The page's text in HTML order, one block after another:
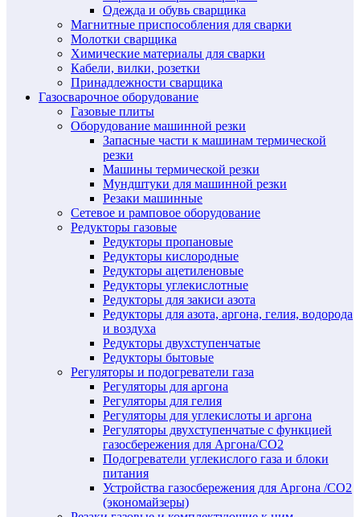
Одежда и обувь сварщика
Магнитные приспособления для сварки
Молотки сварщика
Химические материалы для сварки
Кабели, вилки, розетки
Принадлежности сварщика
Газосварочное оборудование
Газовые плиты
Оборудование машинной резки
Запасные части к машинам термической
резки
Машины термической резки
Мундштуки для машинной резки
Резаки машинные
Сетевое и рамповое оборудование
Редукторы газовые
Редукторы пропановые
Редукторы кислородные
Редукторы ацетиленовые
Редукторы углекислотные
Редукторы для закиси азота
Редукторы для азота, аргона, гелия, водорода
и воздуха
Редукторы двухступенчатые
Редукторы бытовые
Регуляторы и подогреватели газа
Регуляторы для аргона
Регуляторы для гелия
Регуляторы для углекислоты и аргона
Регуляторы двухступенчатые c функцией
газосбережения для Аргона/СО2
Подогреватели углекислого газа и блоки
питания
Устройства газосбережения для Аргона /СО2
(экономайзеры)